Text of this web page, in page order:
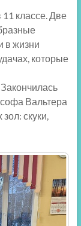
классе. Две
в жизни
которые
Вальтера
скуки,